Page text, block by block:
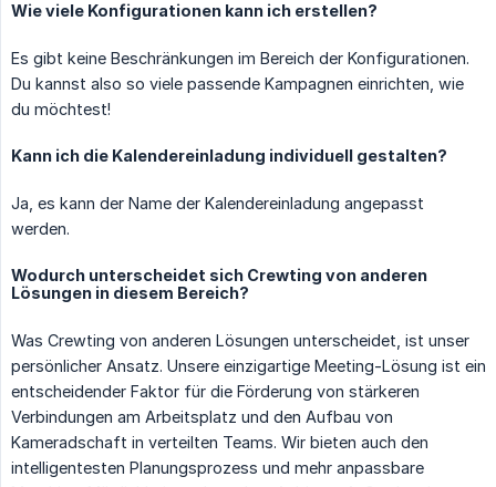
Wie viele Konfigurationen kann ich erstellen?
Es gibt keine Beschränkungen im Bereich der Konfigurationen.
Du kannst also so viele passende Kampagnen einrichten, wie
du möchtest!
Kann ich die Kalendereinladung individuell gestalten?
Ja, es kann der Name der Kalendereinladung angepasst
werden.
Wodurch unterscheidet sich Crewting von anderen
Lösungen in diesem Bereich?
Was Crewting von anderen Lösungen unterscheidet, ist unser
persönlicher Ansatz. Unsere einzigartige Meeting-Lösung ist ein
entscheidender Faktor für die Förderung von stärkeren
Verbindungen am Arbeitsplatz und den Aufbau von
Kameradschaft in verteilten Teams. Wir bieten auch den
intelligentesten Planungsprozess und mehr anpassbare